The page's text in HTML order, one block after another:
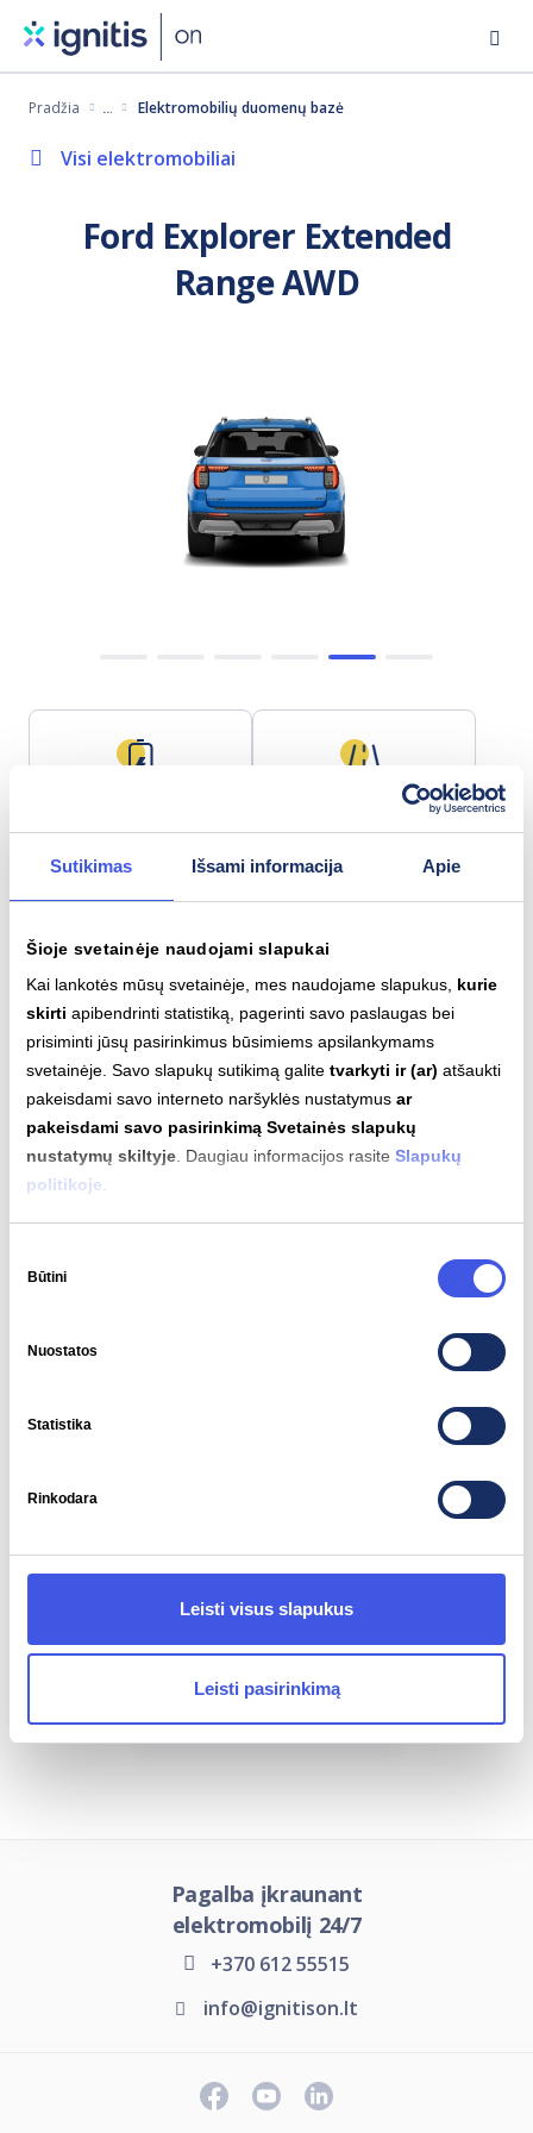
Sutikimas Išsami informacija Apie
Šioje svetainėje naudojami slapukai
Kai lankotės mūsų svetainėje, mes naudojame slapukus, kurie
skirti apibendrinti statistiką, pagerinti savo paslaugas bei
prisiminti jūsų pasirinkimus būsimiems apsilankymams
svetainėje. Savo slapukų sutikimą galitetvarkyti ir (ar) atšaukti
pakeisdami savo interneto naršyklės nustatymusar
pakeisdami savo pasirinkimą Svetainės slapukų
nustatymų skiltyje . Daugiau informacijos rasiteSlapukų
politikoje
pasirinkimas
Būtini
Nuostatos
Statistika
Rinkodara
Leisti visus slapukus
Leisti pasirinkimą
turinįPradžia Elektromobilių duomenų bazė
Visi elektromobiliai
Ford Explorer Extended
Range AWD
77 kWh
Maks. nuotolis
553 km
Lėtas įkrovimas (AC)
Type 2
11 kW
Greitas įkrovimas (DC)
CCS
185kW
250 kW 679 Nm
Nepalaikomas
Pagalba įkraunant
elektromobilį 24/7
+370 612 55515
info@ignitison.lt